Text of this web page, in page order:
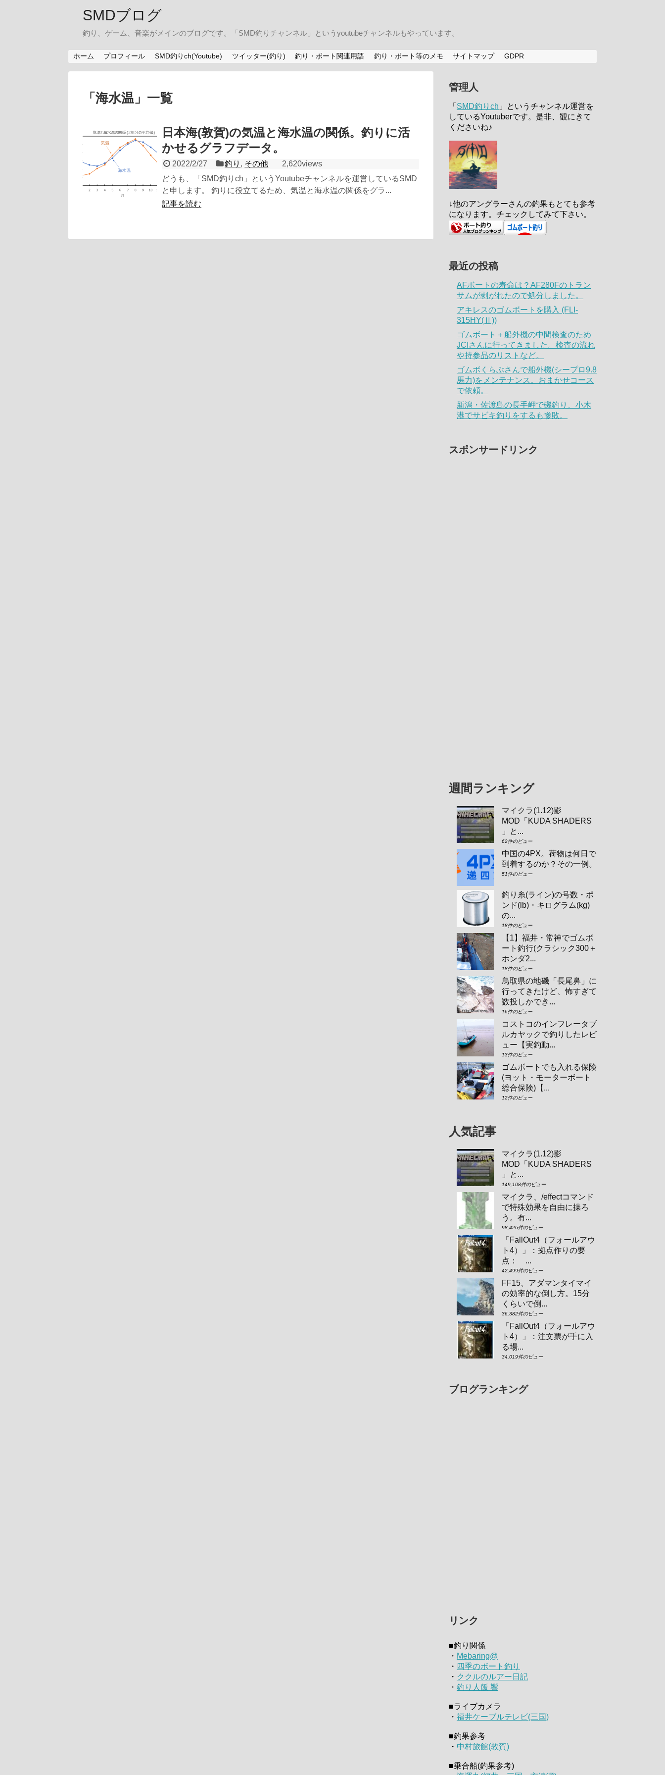
SMDブログ
釣り、ゲーム、音楽がメインのブログです。「SMD釣りチャンネル」というyoutubeチャンネルもやっています。
ホーム プロフィール SMD釣りch(Youtube) ツイッター(釣り) 釣り・ボート関連用語 釣り・ボート等のメモ サイトマップ GDPR
「 海水温 」 一覧
日本海(敦賀)の気温と海水温の関係。釣りに活
かせるグラフデータ。
2022/2/27 釣り , その他
2,620views
どうも、「SMD釣りch」というYoutubeチャンネルを運営しているSMD
と申します。 釣りに役立てるため、気温と海水温の関係をグラ...
記事を読む
管理人
「 SMD釣りch 」というチャンネル運営を
しているYoutuberです。是非、観にきて
くださいね♪
↓他のアングラーさんの釣果もとても参考
になります。チェックしてみて下さい。
最近の投稿
AFボートの寿命は？AF280Fのトラン
サムが剥がれたので処分しました。
アキレスのゴムボートを購入 (FLI-
315HY(Ⅱ))
ゴムボート＋船外機の中間検査のため
JCIさんに行ってきました。検査の流れ
や持参品のリストなど。
ゴムボくらぶさんで船外機(シープロ9.8
馬力)をメンテナンス。おまかせコース
で依頼。
新潟・佐渡島の長手岬で磯釣り、小木
港でサビキ釣りをするも惨敗。
スポンサードリンク
週間ランキング
マイクラ(1.12)影
MOD「KUDA SHADERS
」と...
62件のビュー
中国の4PX。荷物は何日で
到着するのか？その一例。
51件のビュー
釣り糸(ライン)の号数・ポ
ンド(lb)・キログラム(kg)
の...
18件のビュー
【1】福井・常神でゴムボ
ート釣行(クラシック300＋
ホンダ2...
18件のビュー
鳥取県の地磯「長尾鼻」に
行ってきたけど、怖すぎて
数投しかでき...
16件のビュー
コストコのインフレータブ
ルカヤックで釣りしたレビ
ュー【実釣動...
13件のビュー
ゴムボートでも入れる保険
(ヨット・モーターボート
総合保険)【...
12件のビュー
人気記事
マイクラ(1.12)影
MOD「KUDA SHADERS
」と...
149,108件のビュー
マイクラ、/effectコマンド
で特殊効果を自由に操ろ
う。有...
98,426件のビュー
「FallOut4（フォールアウ
ト4）」：拠点作りの要
点： ...
42,499件のビュー
FF15、アダマンタイマイ
の効率的な倒し方。15分
くらいで倒...
36,382件のビュー
「FallOut4（フォールアウ
ト4）」：注文票が手に入
る場...
34,019件のビュー
ブログランキング
リンク
■釣り関係
・ Mebaring@
・ 四季のボート釣り
・ ククルのルアー日記
・ 釣り人飯 響
■ライブカメラ
・ 福井ケーブルテレビ(三国)
■釣果参考
・ 中村旅館(敦賀)
■乗合船(釣果参考)